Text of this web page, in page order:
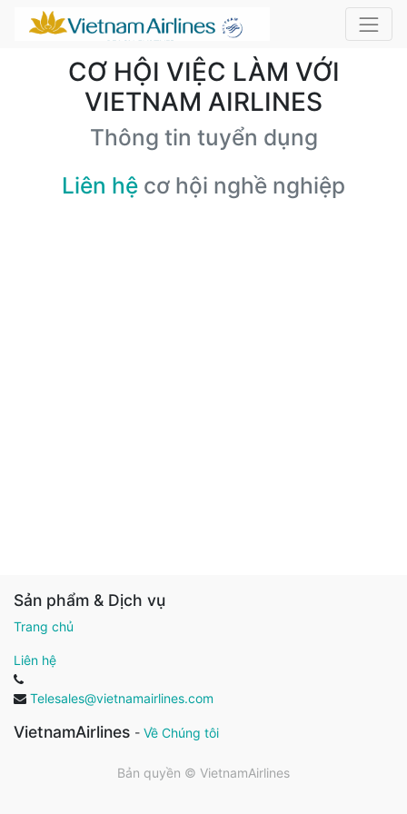
CƠ HỘI VIỆC LÀM VỚI
VIETNAM AIRLINES
Thông tin tuyển dụng
Liên hệ cơ hội nghề nghiệp
Sản phẩm & Dịch vụ
Trang chủ
Liên hệ
Telesales@vietnamairlines.com
VietnamAirlines - Về Chúng tôi
Bản quyền © VietnamAirlines